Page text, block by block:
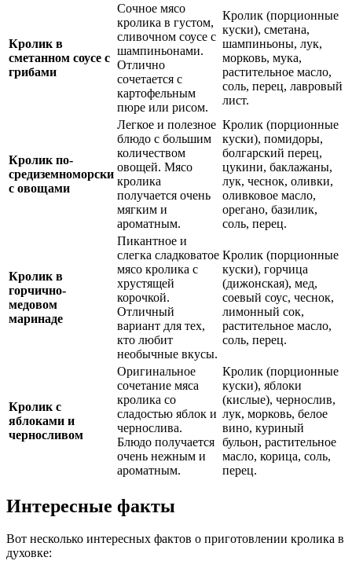
Кролик в
сметанном соусе с
грибами
Сочное мясо
кролика в густом,
сливочном соусе с
шампиньонами.
Отлично
сочетается с
картофельным
пюре или рисом.
Кролик (порционные
куски), сметана,
шампиньоны, лук,
морковь, мука,
растительное масло,
соль, перец, лавровый
лист.
Кролик по-
средиземноморски
с овощами
Легкое и полезное
блюдо с большим
количеством
овощей. Мясо
кролика
получается очень
мягким и
ароматным.
Кролик (порционные
куски), помидоры,
болгарский перец,
цукини, баклажаны,
лук, чеснок, оливки,
оливковое масло,
орегано, базилик,
соль, перец.
Кролик в
горчично-
медовом
маринаде
Пикантное и
слегка сладковатое
мясо кролика с
хрустящей
корочкой.
Отличный
вариант для тех,
кто любит
необычные вкусы.
Кролик (порционные
куски), горчица
(дижонская), мед,
соевый соус, чеснок,
лимонный сок,
растительное масло,
соль, перец.
Кролик с
яблоками и
черносливом
Оригинальное
сочетание мяса
кролика со
сладостью яблок и
чернослива.
Блюдо получается
очень нежным и
ароматным.
Кролик (порционные
куски), яблоки
(кислые), чернослив,
лук, морковь, белое
вино, куриный
бульон, растительное
масло, корица, соль,
перец.
Интересные факты
Вот несколько интересных фактов о приготовлении кролика в
духовке: